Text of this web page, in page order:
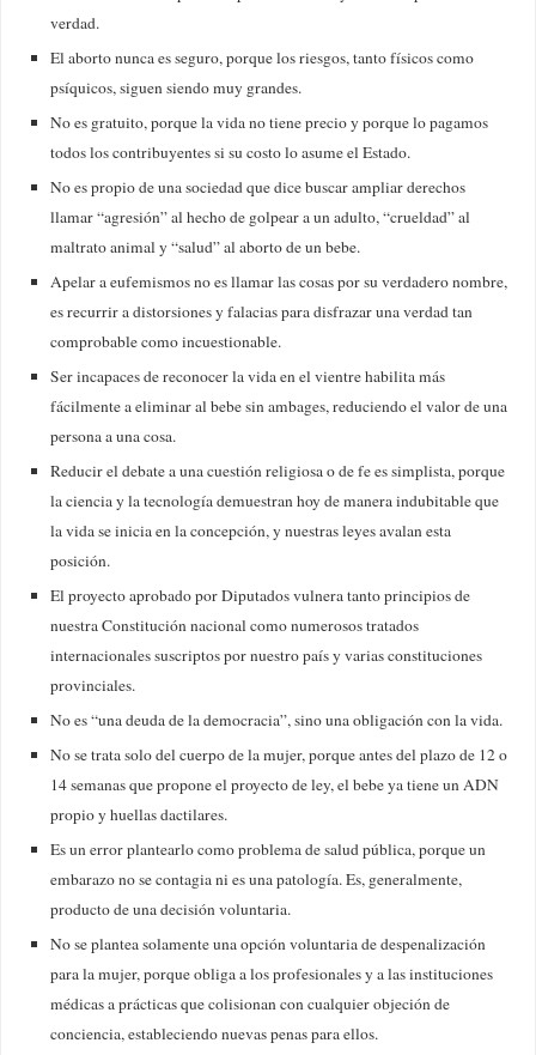
verdad.
El aborto nunca es seguro, porque los riesgos, tanto físicos como
psíquicos, siguen siendo muy grandes.
No es gratuito, porque la vida no tiene precio y porque lo pagamos
todos los contribuyentes si su costo lo asume el Estado.
No es propio de una sociedad que dice buscar ampliar derechos
llamar “agresión” al hecho de golpear a un adulto, “crueldad” al
maltrato animal y “salud” al aborto de un bebe.
Apelar a eufemismos no es llamar las cosas por su verdadero nombre,
es recurrir a distorsiones y falacias para disfrazar una verdad tan
comprobable como incuestionable.
Ser incapaces de reconocer la vida en el vientre habilita más
fácilmente a eliminar al bebe sin ambages, reduciendo el valor de una
persona a una cosa.
Reducir el debate a una cuestión religiosa o de fe es simplista, porque
la ciencia y la tecnología demuestran hoy de manera indubitable que
la vida se inicia en la concepción, y nuestras leyes avalan esta
posición.
El proyecto aprobado por Diputados vulnera tanto principios de
nuestra Constitución nacional como numerosos tratados
internacionales suscriptos por nuestro país y varias constituciones
provinciales.
No es “una deuda de la democracia”, sino una obligación con la vida.
No se trata solo del cuerpo de la mujer, porque antes del plazo de 12 o
14 semanas que propone el proyecto de ley, el bebe ya tiene un ADN
propio y huellas dactilares.
Es un error plantearlo como problema de salud pública, porque un
embarazo no se contagia ni es una patología. Es, generalmente,
producto de una decisión voluntaria.
No se plantea solamente una opción voluntaria de despenalización
para la mujer, porque obliga a los profesionales y a las instituciones
médicas a prácticas que colisionan con cualquier objeción de
conciencia, estableciendo nuevas penas para ellos.